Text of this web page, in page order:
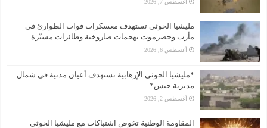
أغسطس 7, 2026
مليشيا الحوثي تستهدف معسكرات قوات الطوارئ في
مأرب وحضرموت بهجمات صاروخية وطائرات مسيّرة
أغسطس 6, 2026
*مليشيا الحوثي الإرهابية تستهدف أعيان مدنية في شمال
مديرية حيس*
أغسطس 2, 2026
المقاومة الوطنية تخوض اشتباكات مع مليشيا الحوثي